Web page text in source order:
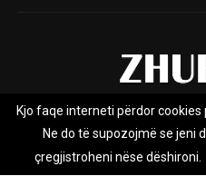
Rreth nesh Impresumi
Zhurnal.mk është Agjenci e
Kjo faqe interneti përdor
Ne do të supozojmë se jeni
çregjistroheni nëse dëshironi.